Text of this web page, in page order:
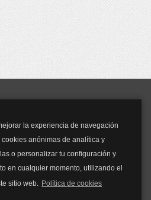
la experiencia de navegación
anónimas de analítica y
o personalizar tu configuración y
en cualquier momento, utilizando el
sitio web. Política de cookies